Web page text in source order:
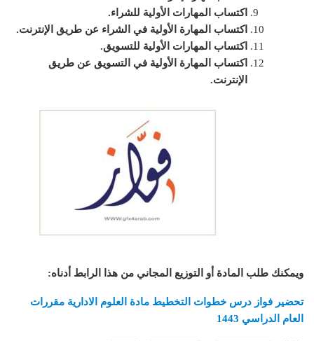
اكتساب المهارات الأولية للشراء.
اكتساب المهارة الأولية في الشراء عن طريق الإنترنت.
اكتساب المهارات الأولية للتسويق.
اكتساب المهارة الأولية في التسويق عن طريق
الإنترنت.
ويمكنك طلب المادة أو التوزيع المجاني من هذا الرابط أدناه:
تحضير فواز درس خطوات التخطيط مادة العلوم الادارية مقررات
العام الدراسي 1443